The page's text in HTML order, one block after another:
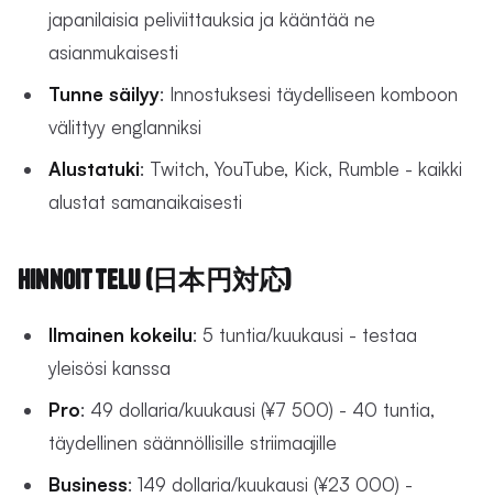
japanilaisia peliviittauksia ja kääntää ne
asianmukaisesti
Tunne säilyy: Innostuksesi täydelliseen komboon
välittyy englanniksi
Alustatuki: Twitch, YouTube, Kick, Rumble - kaikki
alustat samanaikaisesti
Hinnoittelu (日本円対応)
Ilmainen kokeilu: 5 tuntia/kuukausi - testaa
yleisösi kanssa
Pro: 49 dollaria/kuukausi (¥7 500) - 40 tuntia,
täydellinen säännöllisille striimaajille
Business: 149 dollaria/kuukausi (¥23 000) -